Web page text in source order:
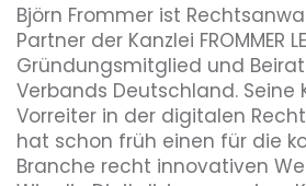
Björn Frommer ist
Partner der Kanzlei FROMMER
Gründungsmitglied und
Verbands Deutschland. Seine
Vorreiter in der digitalen
hat schon früh einen für die
Branche recht innovativen